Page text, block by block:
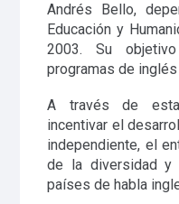
Andrés Bello,
Educación y
2003. Su
programas de
A través de
incentivar el
independiente, el
de la diversidad y
países de habla